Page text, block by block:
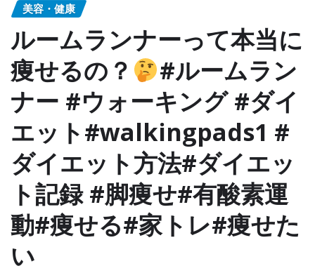
美容・健康
ルームランナーって本当に
痩せるの？
#ルームラン
ナー #ウォーキング #ダイ
エット#walkingpads1 #
ダイエット方法#ダイエッ
ト記録 #脚痩せ#有酸素運
動#痩せる#家トレ#痩せた
い